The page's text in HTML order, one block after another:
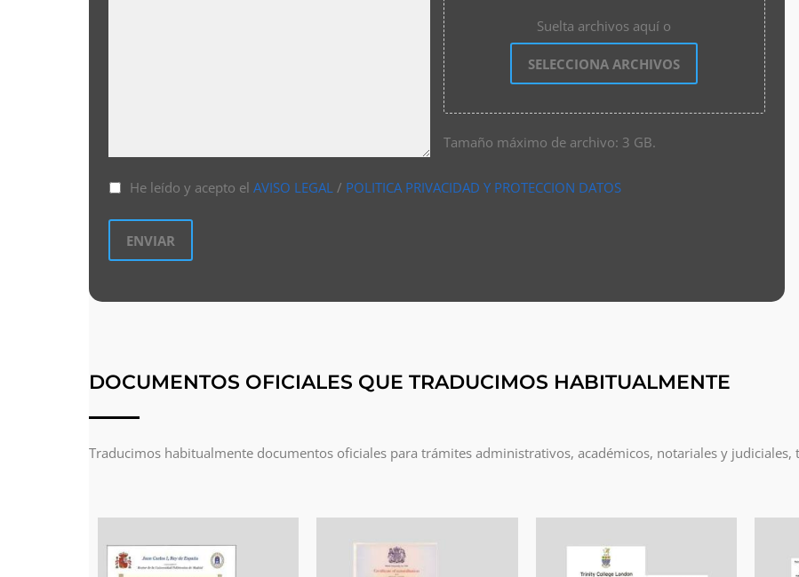
Suelta archivos aquí o
SELECCIONA ARCHIVOS
Tamaño máximo de archivo: 3 GB.
He leído y acepto el AVISO LEGAL/ POLITICA PRIVACIDAD Y PROTECCION DATOS
DOCUMENTOS OFICIALES QUE TRADUCIMOS HABITUALMENTE
Traducimos habitualmente documentos oficiales para trámites administrativos, académicos, notariales y judiciales,